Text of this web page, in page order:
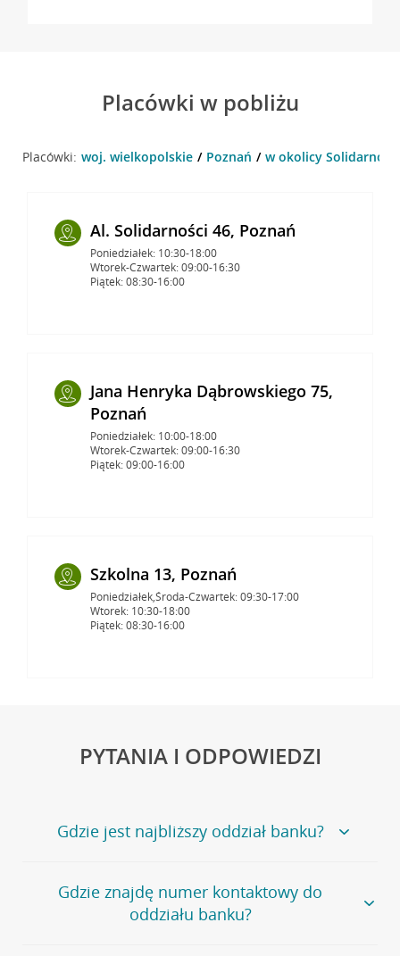
Placówki w pobliżu
Placówki: woj. wielkopolskie Poznań w okolicy
Al. Solidarności 46, Poznań
Poniedziałek: 10:30-18:00
Wtorek-Czwartek: 09:00-16:30
Piątek: 08:30-16:00
Jana Henryka Dąbrowskiego 75,
Poznań
Poniedziałek: 10:00-18:00
Wtorek-Czwartek: 09:00-16:30
Piątek: 09:00-16:00
Szkolna 13, Poznań
Poniedziałek,Środa-Czwartek: 09:30-17:00
Wtorek: 10:30-18:00
Piątek: 08:30-16:00
PYTANIA I ODPOWIEDZI
Gdzie jest najbliższy oddział banku?
Jeśli szukasz oddziału naszego banku, zapraszamy na
stronęPlacówki i bankomaty, na której znajduje się
wygodna wyszukiwarka.
Gdzie znajdę numer kontaktowy do
oddziału banku?